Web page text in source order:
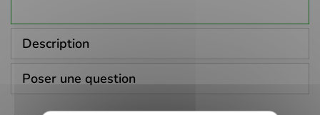
Description
Poser une question